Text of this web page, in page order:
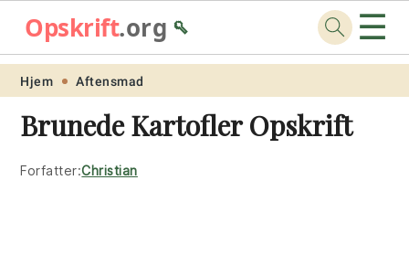
Skip
primary
navigation
Skip
main
content
Skip
primary
sidebar
Skip
footer
Opskrift.org🥄 ☰
Hjem Aftensmad
Brunede Kartofler Opskrift
Forfatter:Christian